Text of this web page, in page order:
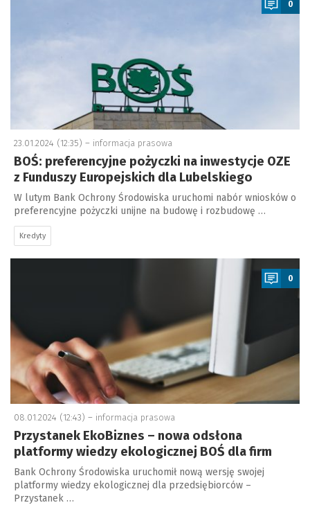
0
23.01.2024 (12:35) – informacja prasowa
BOŚ: preferencyjne pożyczki na inwestycje OZE
z Funduszy Europejskich dla Lubelskiego
W lutym Bank Ochrony Środowiska uruchomi nabór wniosków o
preferencyjne pożyczki unijne na budowę i rozbudowę …
Kredyty
a
0
08.01.2024 (12:43) – informacja prasowa
Przystanek EkoBiznes – nowa odsłona
platformy wiedzy ekologicznej BOŚ dla firm
Bank Ochrony Środowiska uruchomił nową wersję swojej
platformy wiedzy ekologicznej dla przedsiębiorców –
Przystanek …